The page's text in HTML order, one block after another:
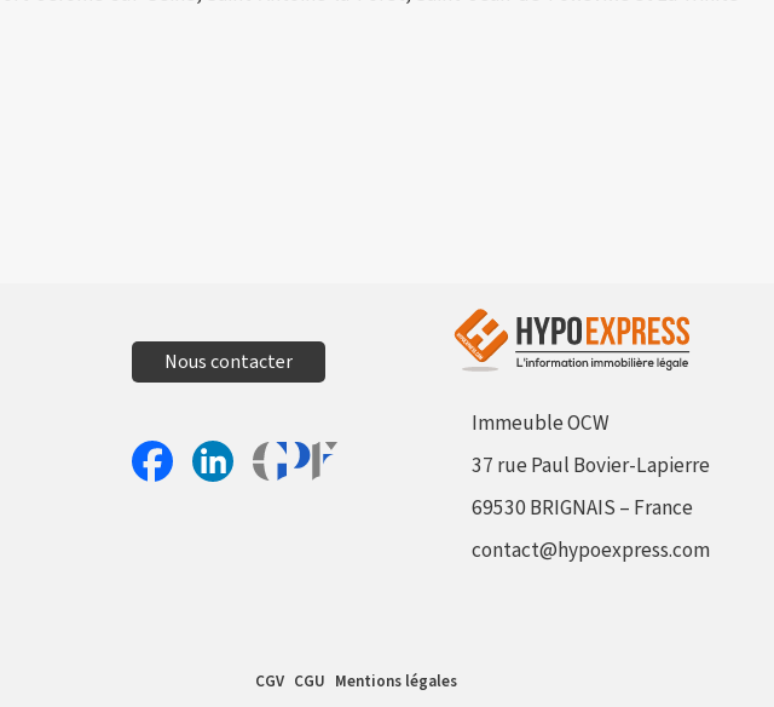
Nous contacter
Immeuble OCW
37 rue Paul Bovier-Lapierre
69530 BRIGNAIS – France
contact@hypoexpress.com
CGV CGU Mentions légales